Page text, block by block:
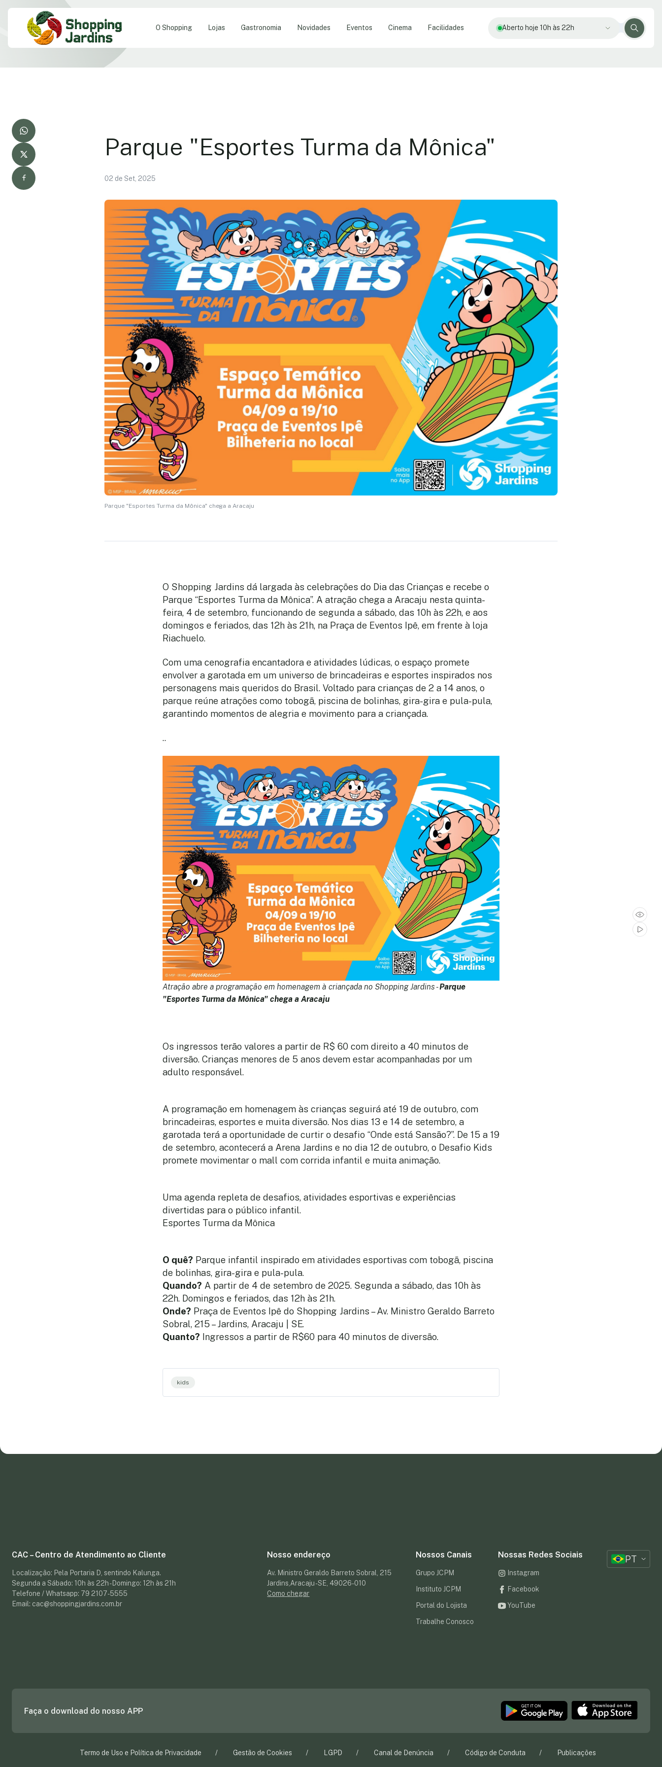
O Shopping Lojas Gastronomia Novidades Eventos Cinema Facilidades Aberto hoje 10h às 22h
Parque "Esportes Turma da Mônica"
02 de Set, 2025
Parque "Esportes Turma da Mônica" chega a Aracaju
O Shopping Jardins dá largada às celebrações do Dia das Crianças e recebe o
Parque “Esportes Turma da Mônica”. A atração chega a Aracaju nesta quinta-
feira, 4 de setembro, funcionando de segunda a sábado, das 10h às 22h, e aos
domingos e feriados, das 12h às 21h, na Praça de Eventos Ipê, em frente à loja
Riachuelo.
Com uma cenografia encantadora e atividades lúdicas, o espaço promete
envolver a garotada em um universo de brincadeiras e esportes inspirados nos
personagens mais queridos do Brasil. Voltado para crianças de 2 a 14 anos, o
parque reúne atrações como tobogã, piscina de bolinhas, gira-gira e pula-pula,
garantindo momentos de alegria e movimento para a criançada.
..
Atração abre a programação em homenagem à criançada no Shopping Jardins -Parque
"Esportes Turma da Mônica" chega a Aracaju
Os ingressos terão valores a partir de R$ 60 com direito a 40 minutos de
diversão. Crianças menores de 5 anos devem estar acompanhadas por um
adulto responsável.
A programação em homenagem às crianças seguirá até 19 de outubro, com
brincadeiras, esportes e muita diversão. Nos dias 13 e 14 de setembro, a
garotada terá a oportunidade de curtir o desafio “Onde está Sansão?”. De 15 a 19
de setembro, acontecerá a Arena Jardins e no dia 12 de outubro, o Desafio Kids
promete movimentar o mall com corrida infantil e muita animação.
Uma agenda repleta de desafios, atividades esportivas e experiências
divertidas para o público infantil.
Esportes Turma da Mônica
O quê? Parque infantil inspirado em atividades esportivas com tobogã, piscina
de bolinhas, gira-gira e pula-pula.
Quando? A partir de 4 de setembro de 2025. Segunda a sábado, das 10h às
22h. Domingos e feriados, das 12h às 21h.
Onde? Praça de Eventos Ipê do Shopping Jardins – Av. Ministro Geraldo Barreto
Sobral, 215 – Jardins, Aracaju | SE.
Quanto? Ingressos a partir de R$60 para 40 minutos de diversão.
kids
CAC – Centro de Atendimento ao Cliente
Localização: Pela Portaria D, sentindo Kalunga.
Segunda a Sábado: 10h às 22h - Domingo: 12h às 21h
Telefone / Whatsapp: 79 2107-5555
Email: cac@shoppingjardins.com.br
Nosso endereço
Av. Ministro Geraldo Barreto Sobral, 215
Jardins,Aracaju - SE, 49026-010
Como chegar
Nossos Canais
Grupo JCPM
Instituto JCPM
Portal do Lojista
Trabalhe Conosco
Nossas Redes Sociais
Instagram
Facebook
YouTube
PT
Faça o download do nosso APP
Termo de Uso e Política de Privacidade Gestão de Cookies LGPD Canal de Denúncia Código de Conduta Publicações